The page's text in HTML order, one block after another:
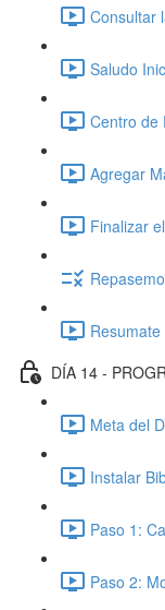
Consultar
Saludo
Centro de
Agregar
Finalizar
DÍA 14 -
Meta del
Instalar
Paso 1:
Paso 2: